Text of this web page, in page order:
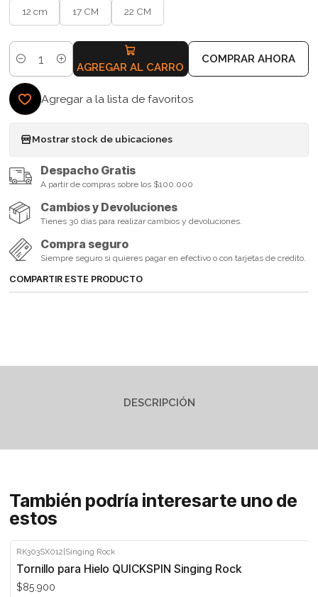
12 cm 17 CM 22 CM
Cantidad AGREGAR AL CARRO
COMPRAR AHORA
Agregar a la lista de favoritos
Mostrar stock de ubicaciones
Despacho Gratis
A partir de compras sobre los $100.000
Cambios y Devoluciones
Tienes 30 días para realizar cambios y devoluciones.
Compra seguro
Siempre seguro si quieres pagar en efectivo o con tarjetas de credito.
COMPARTIR ESTE PRODUCTO
DESCRIPCIÓN
También podría interesarte uno de
estos
RK303SX012 Singing Rock
Tornillo para Hielo QUICKSPIN Singing Rock
$85.900